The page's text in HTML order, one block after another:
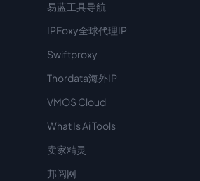
易蓝工具导航
IPFoxy全球代理IP
Swiftproxy
Thordata海外IP
VMOS Cloud
What Is Ai Tools
卖家精灵
邦阅网